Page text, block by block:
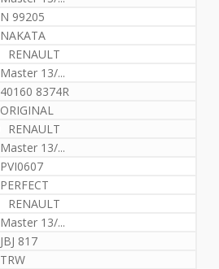
N 99205
NAKATA
RENAULT
Master 13/...
40160 8374R
ORIGINAL
RENAULT
Master 13/...
PVI0607
PERFECT
RENAULT
Master 13/...
JBJ 817
TRW